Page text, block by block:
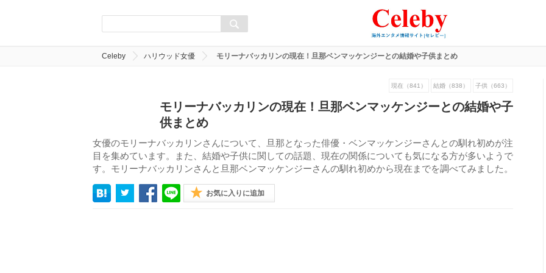
Celeby ハリウッド女優 モリーナバッカリンの現在！旦那ベンマッケンジーとの結婚や子供まとめ
現在（841） 結婚（838） 子供（663）
モリーナバッカリンの現在！旦那ベンマッケンジーとの結婚や子
供まとめ
女優のモリーナバッカリンさんについて、旦那となった俳優・ベンマッケンジーさんとの馴れ初めが注
目を集めています。また、結婚や子供に関しての話題、現在の関係についても気になる方が多いようで
す。モリーナバッカリンさんと旦那ベンマッケンジーさんの馴れ初めから現在までを調べてみました。
お気に入りに追加